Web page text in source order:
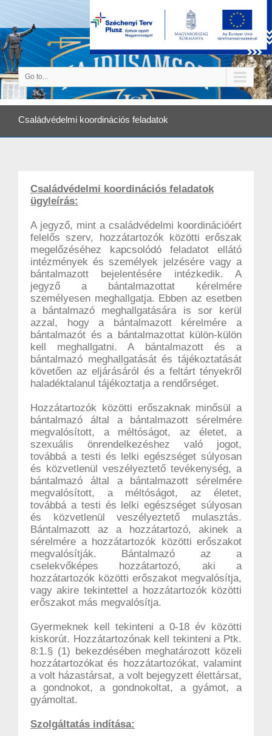
Go to...
Családvédelmi koordinációs feladatok
Családvédelmi koordinációs feladatok
ügyleírás:
A jegyző, mint a családvédelmi koordinációért
felelős szerv, hozzátartozók közötti erőszak
megelőzéséhez kapcsolódó feladatot ellátó
intézmények és személyek jelzésére vagy a
bántalmazott bejelentésére intézkedik. A
jegyző a bántalmazottat kérelmére
személyesen meghallgatja. Ebben az esetben
a bántalmazó meghallgatására is sor kerül
azzal, hogy a bántalmazott kérelmére a
bántalmazót és a bántalmazottat külön-külön
kell meghallgatni. A bántalmazott és a
bántalmazó meghallgatását és tájékoztatását
követően az eljárásáról és a feltárt tényekről
haladéktalanul tájékoztatja a rendőrséget.
Hozzátartozók közötti erőszaknak minősül a
bántalmazó által a bántalmazott sérelmére
megvalósított, a méltóságot, az életet, a
szexuális önrendelkezéshez való jogot,
továbbá a testi és lelki egészséget súlyosan
és közvetlenül veszélyeztető tevékenység, a
bántalmazó által a bántalmazott sérelmére
megvalósított, a méltóságot, az életet,
továbbá a testi és lelki egészséget súlyosan
és közvetlenül veszélyeztető mulasztás.
Bántalmazott az a hozzátartozó, akinek a
sérelmére a hozzátartozók közötti erőszakot
megvalósítják. Bántalmazó az a
cselekvőképes hozzátartozó, aki a
hozzátartozók közötti erőszakot megvalósítja,
vagy akire tekintettel a hozzátartozók közötti
erőszakot más megvalósítja.
Gyermeknek kell tekinteni a 0-18 év közötti
kiskorút. Hozzátartozónak kell tekinteni a Ptk.
8:1.§ (1) bekezdésében meghatározott közeli
hozzátartozókat és hozzátartozókat, valamint
a volt házastársat, a volt bejegyzett élettársat,
a gondnokot, a gondnokoltat, a gyámot, a
gyámoltat.
Szolgáltatás indítása: